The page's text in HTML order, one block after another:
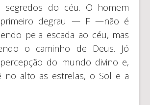
segredos do céu. O homem
degrau — F —não é
pela escada ao céu, mas
o caminho de Deus. Jó
do mundo divino e,
no alto as estrelas, o Sol e a